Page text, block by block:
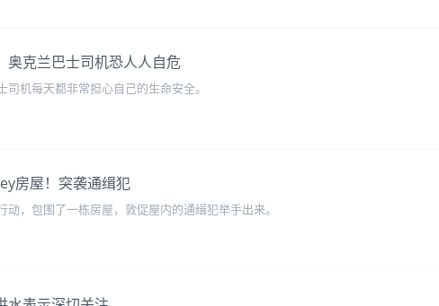
奥克兰巴士司机恐人人自危
机每天都非常担心自己的生命安全。
房屋！突袭通缉犯
，包围了一栋房屋，敦促屋内的通缉犯举手出来。